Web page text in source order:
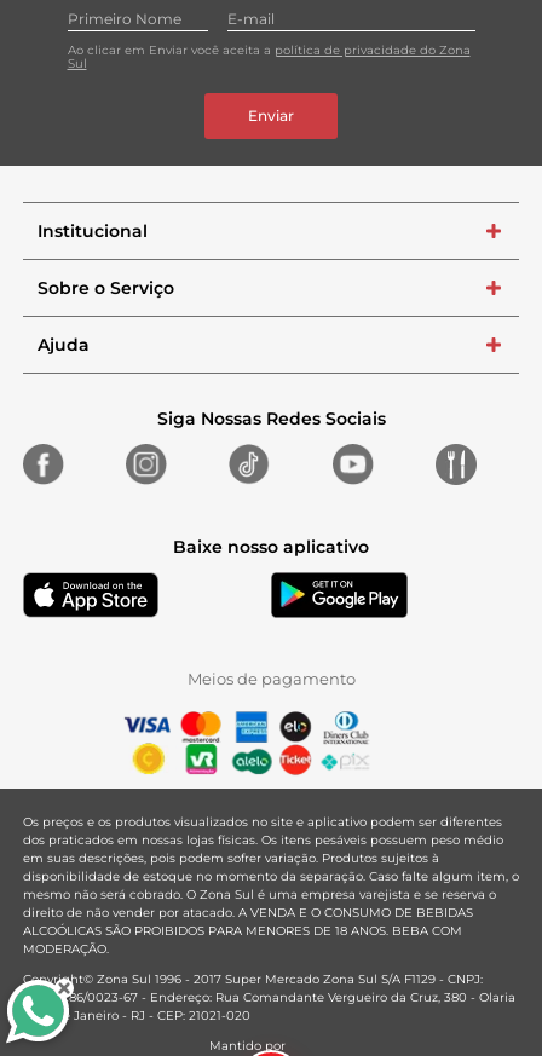
Ao clicar em Enviar você aceita a política de privacidade do Zona
Sul
Enviar
Institucional +
Sobre o Serviço +
Ajuda +
Siga Nossas Redes Sociais
Baixe nosso aplicativo
Meios de pagamento
Os preços e os produtos visualizados no site e aplicativo podem ser diferentes
dos praticados em nossas lojas físicas. Os itens pesáveis possuem peso médio
em suas descrições, pois podem sofrer variação. Produtos sujeitos à
disponibilidade de estoque no momento da separação. Caso falte algum item, o
mesmo não será cobrado. O Zona Sul é uma empresa varejista e se reserva o
direito de não vender por atacado. A VENDA E O CONSUMO DE BEBIDAS
ALCOÓLICAS SÃO PROIBIDOS PARA MENORES DE 18 ANOS. BEBA COM
MODERAÇÃO.
Copyright© Zona Sul 1996 - 2017 Super Mercado Zona Sul S/A F1129 - CNPJ:
33.381.286/0023-67 - Endereço: Rua Comandante Vergueiro da Cruz, 380 - Olaria
- Rio de Janeiro - RJ - CEP: 21021-020
Mantido por